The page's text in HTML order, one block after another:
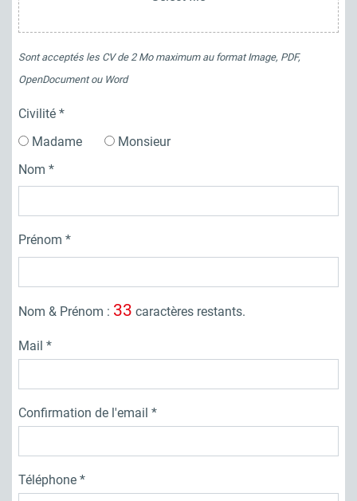
Sont acceptés les CV de 2 Mo maximum au format Image, PDF,
OpenDocument ou Word
Civilité
Madame
Monsieur
Nom
Prénom
Nom & Prénom : 33 caractères restants.
Mail
Confirmation de l'email
Téléphone